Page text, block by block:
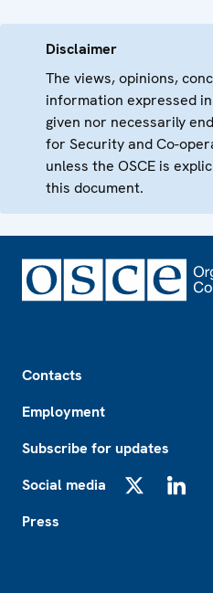
Disclaimer
The views, opinions,
information expressed
given nor necessarily
for Security and Co-
unless the OSCE is
this document.
Contacts
Employment
Subscribe for updates
Social media
Press